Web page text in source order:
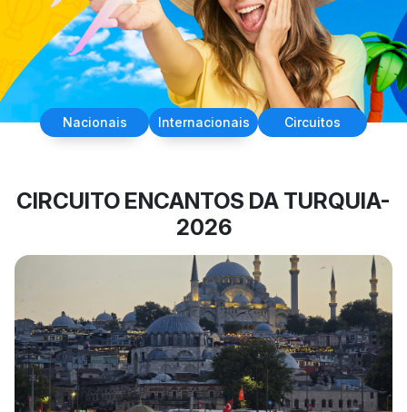
Nacionais Internacionais Circuitos
CIRCUITO ENCANTOS DA TURQUIA-
2026